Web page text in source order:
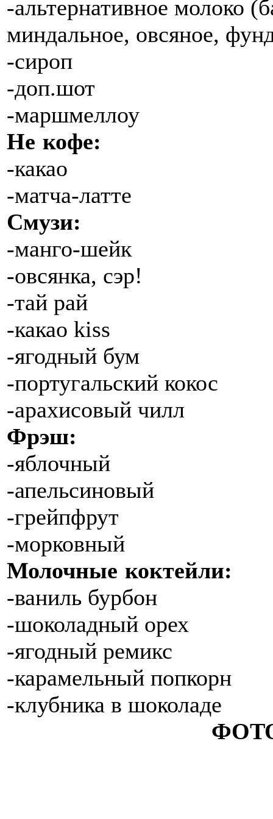
-альтернативное молоко
миндальное, овсяное,
-сироп
-доп.шот
-маршмеллоу
Не кофе:
-какао
-матча-латте
Смузи:
-манго-шейк
-овсянка, сэр!
-тай рай
-какао kiss
-ягодный бум
-португальский кокос
-арахисовый чилл
Фрэш:
-яблочный
-апельсиновый
-грейпфрут
-морковный
Молочные коктейли:
-ваниль бурбон
-шоколадный орех
-ягодный ремикс
-карамельный попкорн
-клубника в шоколаде